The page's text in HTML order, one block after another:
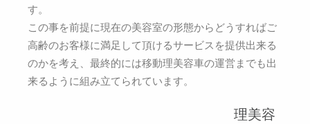
す。
この事を前提に現在の美容室の形態からどうすればご
高齢のお客様に満足して頂けるサービスを提供出来る
のかを考え、最終的には移動理美容車の運営までも出
来るように組み立てられています。
理美容